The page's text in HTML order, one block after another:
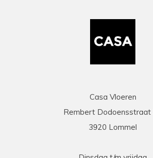
Casa Vloeren
Rembert Dodoensstraat
3920 Lommel